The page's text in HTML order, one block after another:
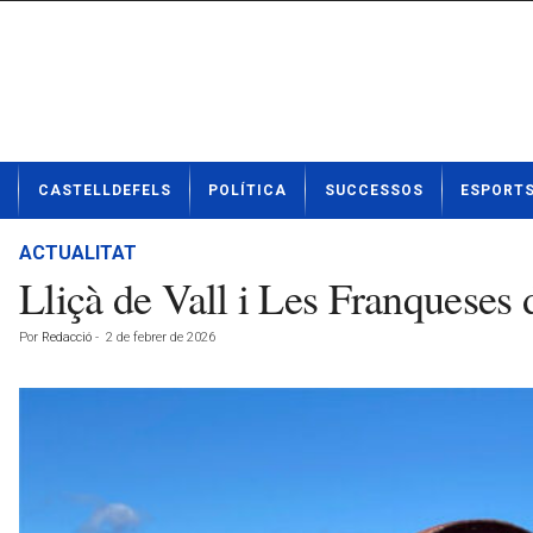
t
CASTELLDEFELS POLÍTICA SUCCESSOS ESPORTS
ACTUALITAT
Lliçà de Vall i Les Franqueses
Por Redacció - 2 de febrer de 2026